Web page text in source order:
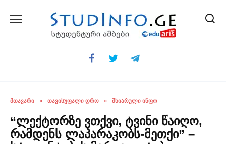
ᲛᲗᲐᲕᲐᲠᲘ » ᲗᲐᲕᲘᲡᲣᲤᲐᲚᲘ ᲓᲠᲝ » ᲛᲮᲘᲐᲠᲣᲚᲘ ᲘᲜᲤᲝ
“ლექტორზე ვთქვი, ტვინი წაიღო,
რამდენს ლაპარაკობს-მეთქი” –